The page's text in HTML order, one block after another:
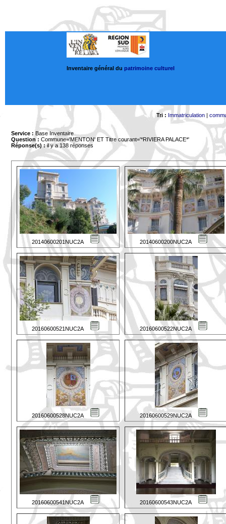
Inventaire général du patrimoine culturel
Tri : Immatriculation|
Service : Base Inventaire
Question : Commune='MENTON' ET Titre courant='*RIVIERA PALACE*'
Réponse(s) :il y a 138 réponses
20140600201NUC2A 20140600200NUC2A
20160600521NUC2A 20160600522NUC2A
20160600528NUC2A 20160600529NUC2A
20160600541NUC2A 20160600543NUC2A